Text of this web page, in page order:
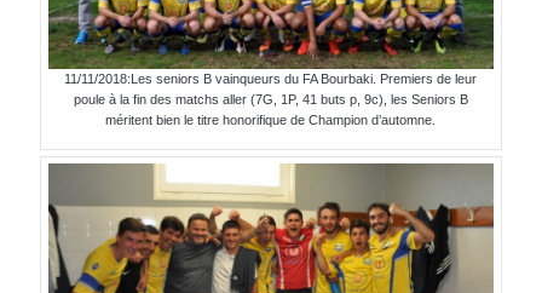
11/11/2018:Les seniors B vainqueurs du FA Bourbaki. Premiers de leur
poule à la fin des matchs aller (7G, 1P, 41 buts p, 9c), les Seniors B
méritent bien le titre honorifique de Champion d’automne.